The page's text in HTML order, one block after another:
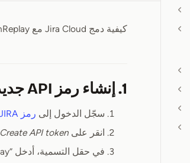
Jira Cloud
كيفية دمج Jira Cloud مع OpenReplay.
1. إنشاء رمز API جديد
سجّل الدخول إلى رمز JIRA
انقر على Create API token
في حقل التسمية، أدخل “openreplay” ثم انقر على